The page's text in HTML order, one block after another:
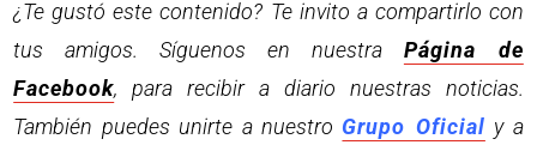
¿Te gustó este contenido? Te invito a compartirlo con
tus amigos. Síguenos en nuestra Página de
Facebook, para recibir a diario nuestras noticias.
También puedes unirte a nuestro Grupo Oficial y a